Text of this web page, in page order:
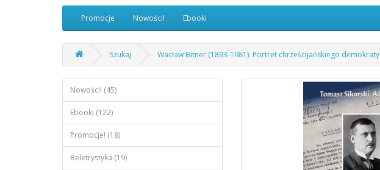
Promocje Nowości! Ebooki
Szukaj Wacław Bitner (1893-1981). Portret chrześcijańskiego demokraty
Nowości! (45)
Ebooki (122)
Promocje! (18)
Beletrystyka (19)